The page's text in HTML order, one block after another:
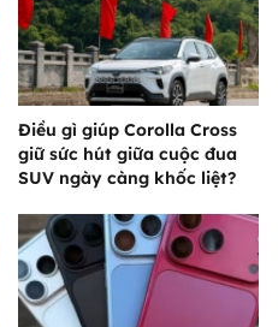
Điều gì giúp Corolla Cross
giữ sức hút giữa cuộc đua
SUV ngày càng khốc liệt?